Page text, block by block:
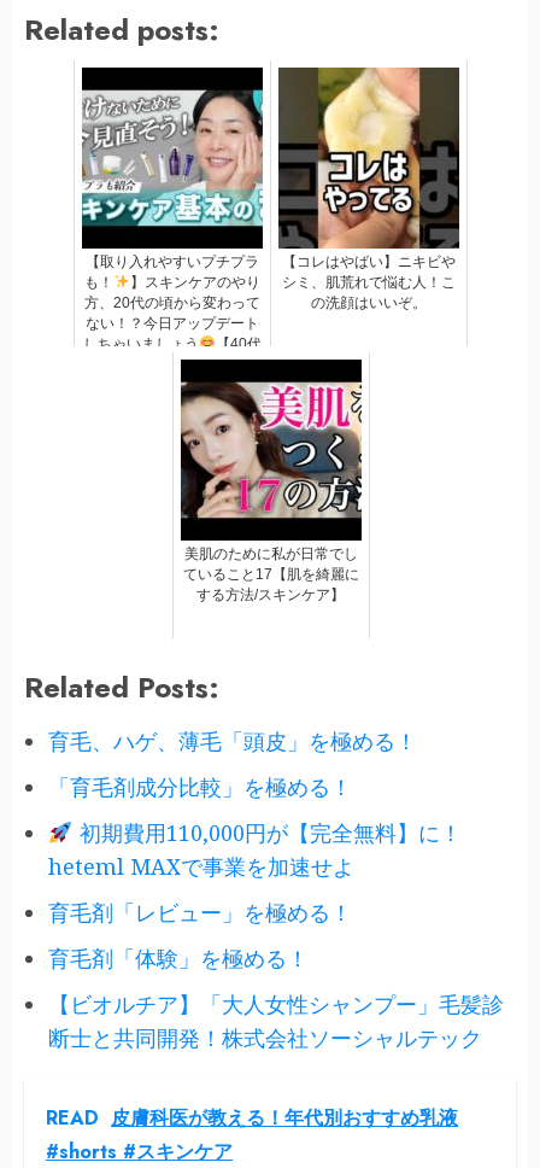
Related posts:
【取り入れやすいプチプラ
も！
】スキンケアのやり
方、20代の頃から変わって
ない！？今日アップデート
しちゃいましょう
【40代
からのスキンケア、基本の
...
【コレはやばい】ニキビや
シミ、肌荒れで悩む人！こ
の洗顔はいいぞ。
美肌のために私が日常でし
ていること17【肌を綺麗に
する方法/スキンケア】
Related Posts:
育毛、ハゲ、薄毛「頭皮」を極める！
「育毛剤成分比較」を極める！
初期費用110,000円が【完全無料】に！
heteml MAXで事業を加速せよ
育毛剤「レビュー」を極める！
育毛剤「体験」を極める！
【ビオルチア】「大人女性シャンプー」毛髪診
断士と共同開発！株式会社ソーシャルテック
READ 皮膚科医が教える！年代別おすすめ乳液
#shorts #スキンケア